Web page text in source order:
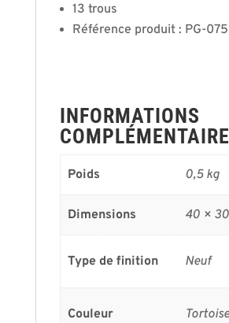
13 trous
Référence produit : PG-
INFORMATIONS
Poids 0,5 kg
Dimensions 40 ×
Type de finition Neuf
Couleur